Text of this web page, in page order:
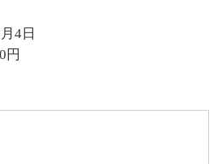
4日
円